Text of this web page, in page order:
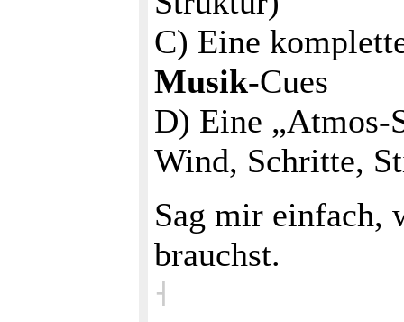
C) Eine
Musik‑Cues
D) Eine
Wind, Schritte,
Sag mir einfach,
brauchst.
˧